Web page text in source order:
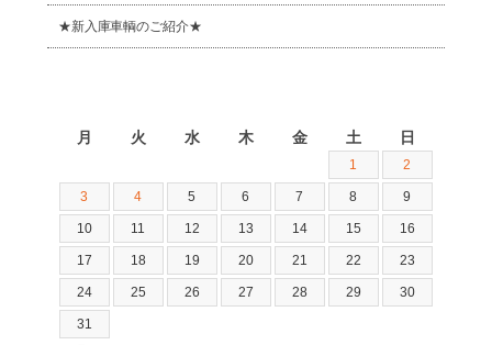
★新入庫車輌のご紹介★
月 火 水 木 金 土 日
1 2
3 4 5 6 7 8 9
10 11 12 13 14 15 16
17 18 19 20 21 22 23
24 25 26 27 28 29 30
31